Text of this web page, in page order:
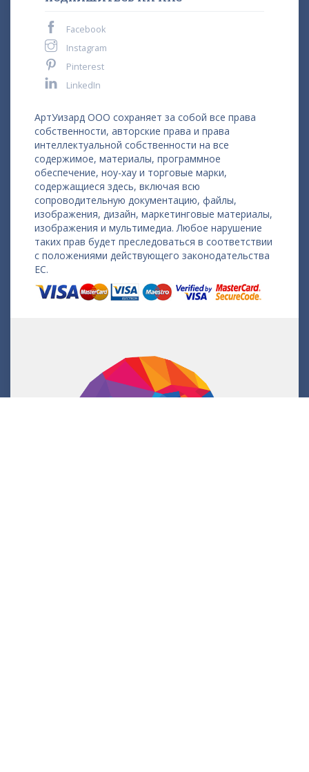
Facebook
Instagram
Pinterest
LinkedIn
АртУизард ООО сохраняет за собой все права
собственности, авторские права и права
интеллектуальной собственности на все
содержимое, материалы, программное
обеспечение, ноу-хау и торговые марки,
содержащиеся здесь, включая всю
сопроводительную документацию, файлы,
изображения, дизайн, маркетинговые материалы,
изображения и мультимедиа. Любое нарушение
таких прав будет преследоваться в соответствии
с положениями действующего законодательства
ЕС.